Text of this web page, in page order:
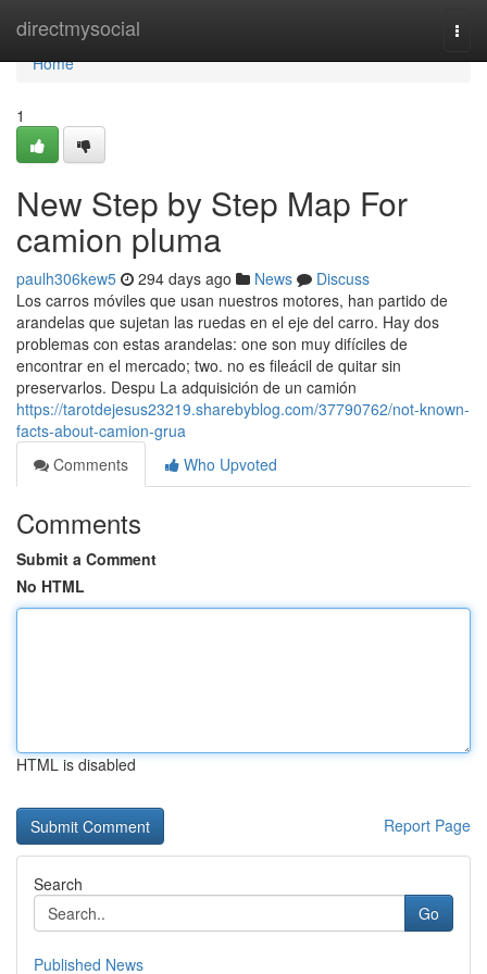
directmysocial
Home
Home
1
New Step by Step Map For
camion pluma
paulh306kew5 294 days ago News
Discuss
Los carros móviles que usan nuestros motores, han partido de
arandelas que sujetan las ruedas en el eje del carro. Hay dos
problemas con estas arandelas: one son muy difíciles de
encontrar en el mercado; two. no es fileácil de quitar sin
preservarlos. Despu La adquisición de un camión
https://tarotdejesus23219.sharebyblog.com/37790762/not-known-
facts-about-camion-grua
Comments
Who Upvoted
Comments
Submit a Comment
No HTML
HTML is disabled
Report Page
Search
Go
Published News